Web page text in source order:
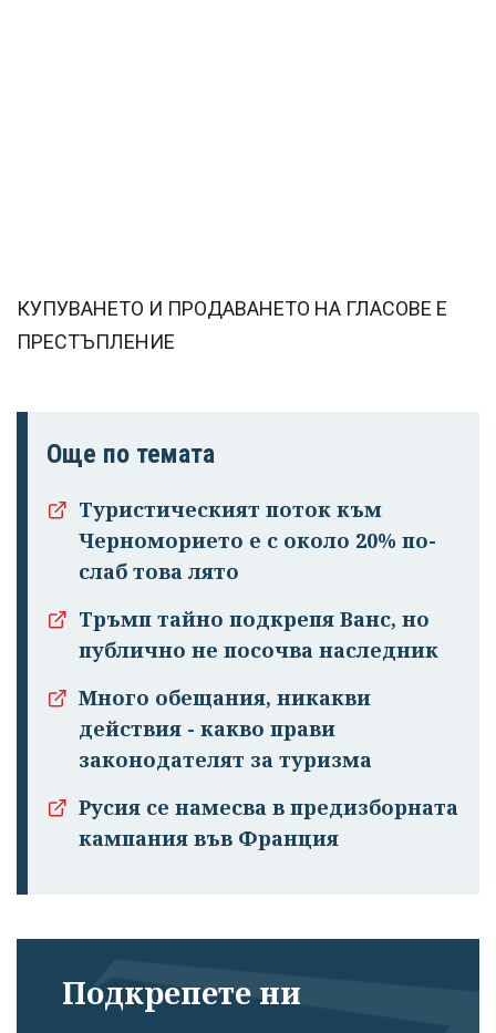
КУПУВАНЕТО И ПРОДАВАНЕТО НА ГЛАСОВЕ Е
ПРЕСТЪПЛЕНИЕ
Още по темата
Туристическият поток към
Черноморието е с около 20% по-
слаб това лято
Тръмп тайно подкрепя Ванс, но
публично не посочва наследник
Много обещания, никакви
действия - какво прави
законодателят за туризма
Русия се намесва в предизборната
кампания във Франция
Подкрепете ни